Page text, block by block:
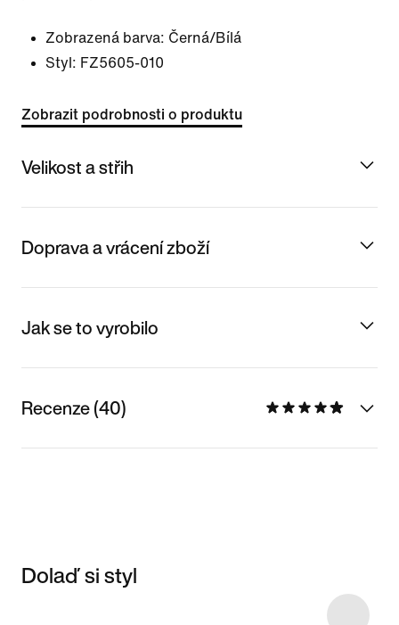
Zobrazená barva: Černá/Bílá
Styl: FZ5605-010
Zobrazit podrobnosti o produktu
Velikost a střih
Doprava a vrácení zboží
Jak se to vyrobilo
Recenze (40)
Dolaď si styl